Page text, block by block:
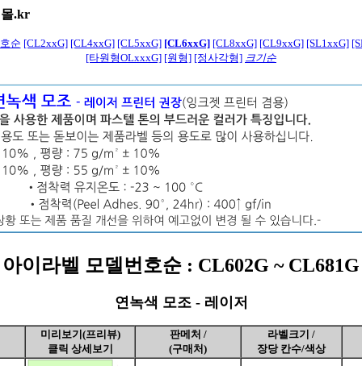
.kr
순 [CL2xxG] [CL4xxG] [CL5xxG] [CL6xxG] [CL8xxG] [CL9xxG] [SL1xxG]
[타원형OLxxxG] [원형] [정사각형] 크기순
아이라벨 모델번호순 : CL602G ~ CL681G
연녹색 모조 - 레이저
미리보기(프리뷰)
클릭 상세보기
판메처 /
(구매처)
라벨크기 /
장당 칸수/색상